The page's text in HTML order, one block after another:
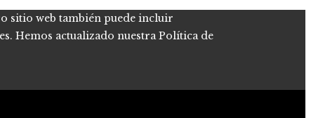
sitio web también puede incluir
Hemos actualizado nuestra Política de